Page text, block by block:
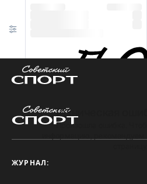
Техническая
Произошла ошибка.
ЖУРНАЛ: